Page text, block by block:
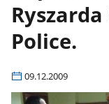
Ryszarda
Police.
09.12.2009